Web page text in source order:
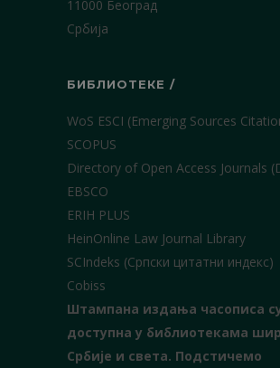
11000 Београд
Србија
БИБЛИОТЕКЕ /
WoS ESCI (Emerging Sources
SCOPUS
Directory of Open Access Journals
EBSCO
ERIH PLUS
HeinOnline Law Journal Library
SCIndeks (Српски цитатни индекс)
Cobiss
Штампана издања часописа
доступна у библиотекама
Србије и света. Подстичемо